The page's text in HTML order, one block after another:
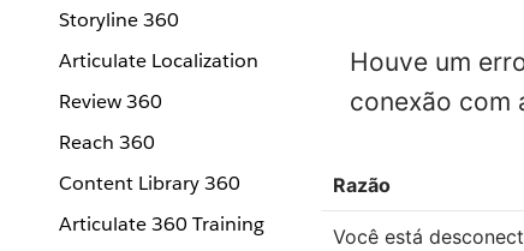
Storyline 360
Articulate Localization
Review 360
Reach 360
Content Library 360
Articulate 360 Training
Houve um
conexão com
Razão
Você está